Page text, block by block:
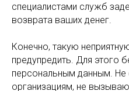
специалистами служб
возврата ваших денег.
Конечно, такую
предупредить. Для этого
персональным данным. Не
организациям, не